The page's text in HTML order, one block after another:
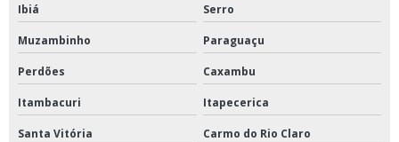
Ibiá Serro
Muzambinho Paraguaçu
Perdões Caxambu
Itambacuri Itapecerica
Santa Vitória Carmo do Rio Claro